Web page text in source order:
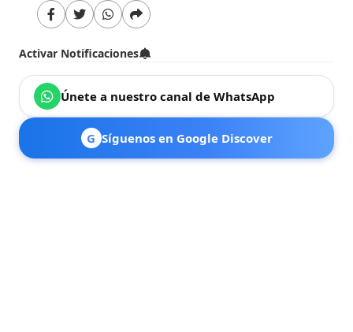
Activar Notificaciones
Únete a nuestro canal de WhatsApp
G Síguenos en Google Discover